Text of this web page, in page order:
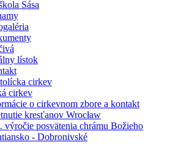
Sása
lístok
cirkev
cirkev
o cirkevnom zbore a kontakt
kresťanov Wrocław
výročie posvätenia chrámu Božieho
- Dobronivské